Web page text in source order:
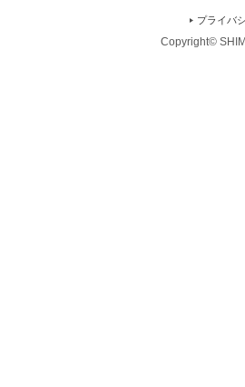
プライバ
Copyright©